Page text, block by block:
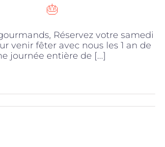
🎂
Réservez votre samedi
venir fêter avec nous les 1 an de
journée entière de [...]